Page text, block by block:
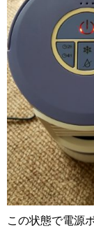
この状態で電源